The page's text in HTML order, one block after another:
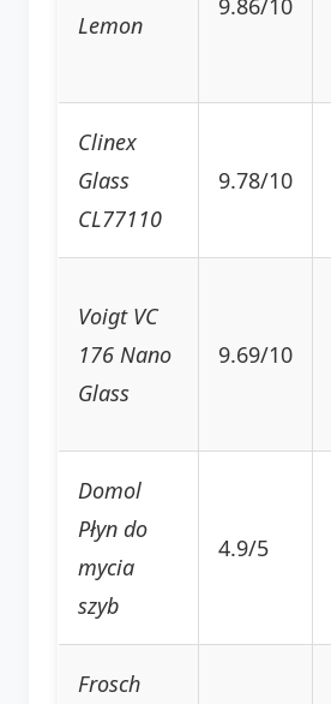
Lemon
Clinex
Glass
CL77110
9.78/10
Voigt VC
176 Nano
Glass
9.69/10
Domol
Płyn do
mycia
szyb
4.9/5
Frosch